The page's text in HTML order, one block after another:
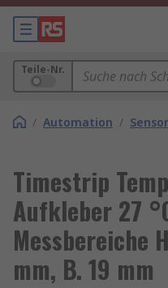
Teile-Nr.
/ Automation /
Timestrip
Aufkleber 27
Messbereiche
mm, B. 19 mm